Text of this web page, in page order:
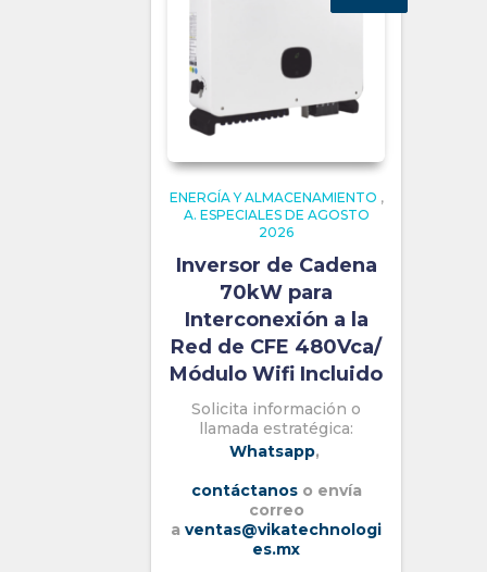
ENERGÍA Y ALMACENAMIENTO ,
A. ESPECIALES DE AGOSTO
2026
Inversor de Cadena
70kW para
Interconexión a la
Red de CFE 480Vca/
Módulo Wifi Incluido
Solicita información o
llamada estratégica:
Whatsapp,
contáctanos o envía
correo
a ventas@vikatechnologi
es.mx